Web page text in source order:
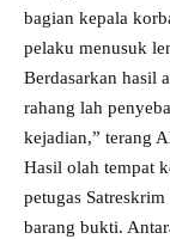
bagian kepala
pelaku menusuk
Berdasarkan hasil
rahang lah
kejadian,” terang
Hasil olah tempat
petugas
barang bukti.